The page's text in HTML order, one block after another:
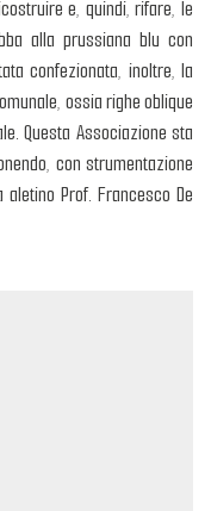
e, quindi, rifare, le
alla prussiana blu con
confezionata, inoltre, la
ossia righe oblique
Questa Associazione sta
con strumentazione
Prof. Francesco De